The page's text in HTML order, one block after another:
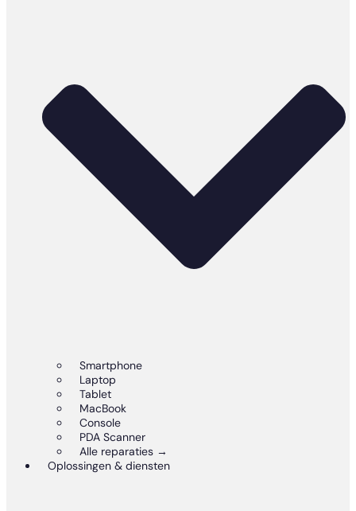
Smartphone
Laptop
Tablet
MacBook
Console
PDA Scanner
Alle reparaties →
Oplossingen & diensten